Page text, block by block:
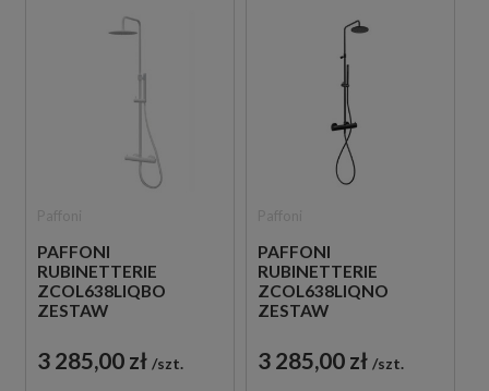
PAFFONI
RUBINETTERIE
ZCOL638LIQBO
ZESTAW
TERMOSTATYCZNY
ŚCIENNY BIAŁY
3 285,00 zł szt.
PAFFONI
RUBINETTERIE
ZCOL638LIQNO
ZESTAW
TERMOSTATYCZNY
ŚCIENNY CZARNY
3 285,00 zł szt.